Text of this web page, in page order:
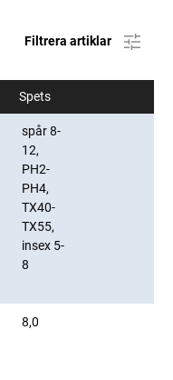
Filtrera artiklar
Spets
spår 8-
12,
PH2-
PH4,
TX40-
TX55,
insex 5-
8
8,0